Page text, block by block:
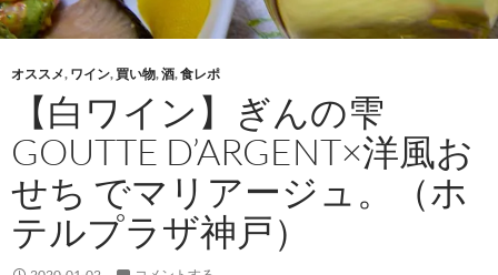
オススメ, ワイン, 買い物,酒,食レポ
【白ワイン】ぎんの雫
GOUTTE D’ARGENT×洋風お
せち でマリアージュ。（ホ
テルプラザ神戸）